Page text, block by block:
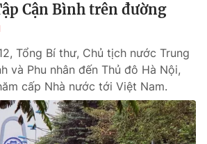
Cận Bình trên đường
Tổng Bí thư, Chủ tịch nước Trung
và Phu nhân đến Thủ đô Hà Nội,
cấp Nhà nước tới Việt Nam.